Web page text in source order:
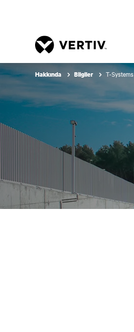
Hakkında Bilgiler T-Systems